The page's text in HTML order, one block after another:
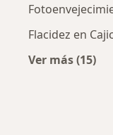
Flacidez en
Ver más (15)